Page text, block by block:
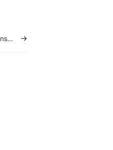
[Mensagem]: Por que as Auto Mensagens pós-venda não estão sendo enviadas?